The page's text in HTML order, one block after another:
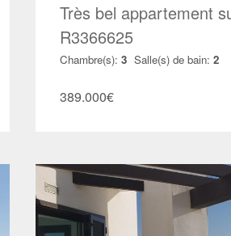
Très bel appartement
R3366625
Chambre(s): 3 Salle(s) de bain: 2
389.000€